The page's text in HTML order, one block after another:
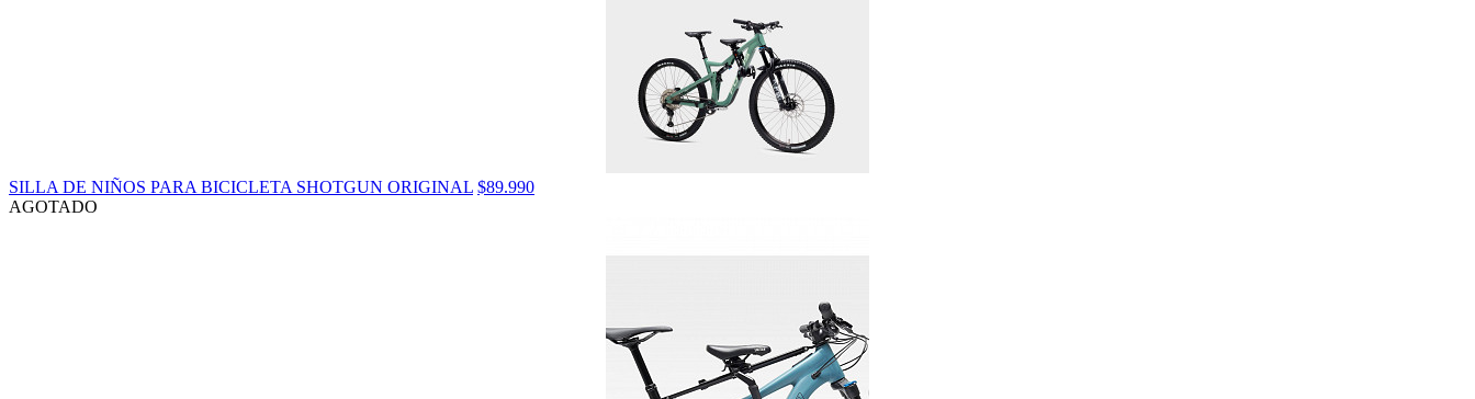
SILLA DE NIÑOS PARA BICICLETA SHOTGUN ORIGINAL $89.990
AGOTADO